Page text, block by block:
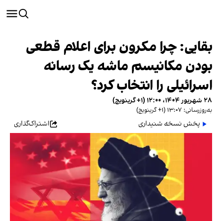
بقایی: چرا مکرون برای اعلام قطعی
بودن مکانیسم ماشه یک رسانه‌
اسرائیلی را انتخاب کرد؟
۲۸ شهریور ۱۴۰۴، ۱۲:۰۰ (‎+۱ گرینویچ)
به‌روزرسانی: ۱۳:۰۷ (‎+۱ گرینویچ)
پخش نسخه شنیداری اشتراک‌گذاری